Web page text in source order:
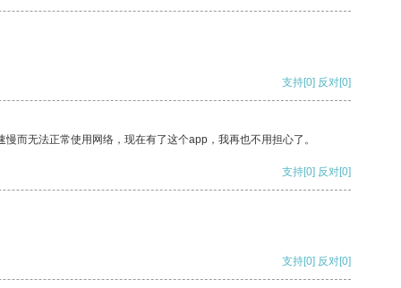
支持[0] 反对[0]
而无法正常使用网络，现在有了这个app，我再也不用担心了。
支持[0] 反对[0]
支持[0] 反对[0]